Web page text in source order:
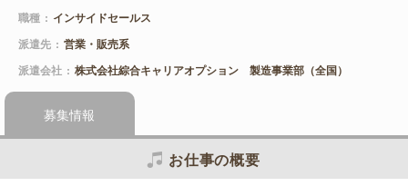
職種
インサイドセールス
派遣先
営業・販売系
派遣会社
株式会社綜合キャリアオプション 製造事業部（全国）
募集情報
お仕事の概要